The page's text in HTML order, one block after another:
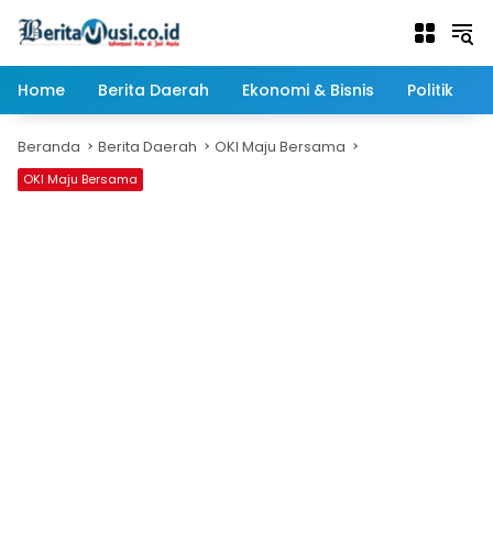
Home
Berita Daerah Ekonomi & Bisnis Politik
Beranda Berita Daerah OKI Maju Bersama
OKI Maju Bersama